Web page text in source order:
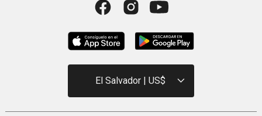
El Salvador | US$